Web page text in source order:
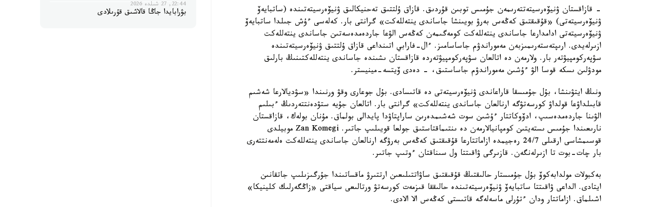
- قازاقستان ۋنيۆەرسيتەتتەرىمەن جۇمىس توبىن قۇردىق. قازاق ۇلتتىق تەحنيكالىق ۋنيۆەرسيتەتىندە (ساتبايەۆ
ۋنيۆەرسيتەتى) «قۇقىقتىق كەڭەس بەرۋ بويىنشا جاساندى ينتەللەكت» گرانتى بار. كەلەسى ءۇش جىلدا ساتبايەۆ
ۋنيۆەرسيتەتى ادامدارعا جاساندى ينتەللەكت كومەگىمەن كەڭەس الۋعا جاردەمدەسەتىن جاساندى ينتەللەكت
ازىرلەيدى. ارىپتەستەرىمىزبەن مەموراندۋم جاساسامىز. ءال-فارابي اتىنداعى قازاق ۇلتتىق ۋنيۆەرسيتەتىندە
سۋپەركومپيۋتەر بار. ولارمەن دە اتالعان سۋپەركومپيۋتەردە قازاقستان ىشىندە جاساندى ينتەللەكتىنىڭ بارلىق
مودۋلىن ىسكە قوسا الۋ ءۇشىن مەموراندۋم جاساستىق، - دەدى ۆيتسە-مينيستر.
ونىڭ ايتۋىنشا، بۇل جۇمىسقا قاراعاندى ۋنيۆەرسيتەتى دە قاتىسادى. بۇل جوعارى وقۋ ورنىندا «سۋديالارعا شەشىم
قابىلداۋعا قولداۋ كورسەتۋگە ارنالعان جاساندى ينتەللەكت» گرانتى بار. اتالعان جۇيە ستۋدەنتتەردىڭ ءبىلىم
الۋىنا جاردەمدەسىپ، ادۆوكاتتار ءۇشىن سوت شەشىمدەرىن ساراپتاۋدا پايدالى بولماق. مۇنان بولەك، قازاقستان
نارىعىندا جۇمىس ىستەيتىن كومپانيالارمەن دە ىنتىماقتاستىق جولعا قويىلىپ جاتىر. Zan Komegi موبيلدى
قوسىمشاسى ارقىلى 24/7 رەجيمدە ازاماتتارعا قۇقىقتىق كەڭەس بەرۋگە ارنالعان جاساندى ينتەللەكت ەلەمەنتتەرى
بار چات-بوت تا ازىرلەنگەن. قازىرگى ۋاقىتتا ول سىناقتان ءوتىپ جاتىر.
بەكبولات مولدابەكوۆ بۇل جۇمىستار حالىقتىڭ قۇقىقتىق ساۋاتتىلىعىن ارتتىرۋ ماقساتىندا جۇرگىزىلىپ جاتقانىن
ايتادى. الداعى ۋاقىتتا ساتبايەۆ ۋنيۆەرسيتەتىندە حالىققا قىزمەت كورسەتۋ ورتالىعى سياقتى «زاڭگەرلىك كلينيكا»
اشىلماق. ازاماتتار ودان ءتۇرلى ماسەلەگە قاتىستى كەڭەس الا الادى.
22:44, 27 شىلدە 2026
بۋرابايدا جاڭا قالاشىق قۇرىلادى